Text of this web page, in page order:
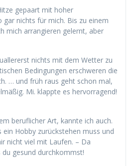
gepaart mit hoher
nichts für mich. Bis zu einem
mich arrangieren gelernt, aber
nichts mit dem Wetter zu
Bedingungen erschweren die
… und früh raus geht schon mal,
Mi. klappte es hervorragend!
beruflicher Art, kannte ich auch.
ein Hobby zurückstehen muss und
nicht viel mit Laufen. – Da
gesund durchkommst!